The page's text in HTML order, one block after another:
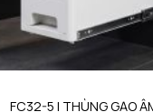
FC32-5 | THÙNG GẠO